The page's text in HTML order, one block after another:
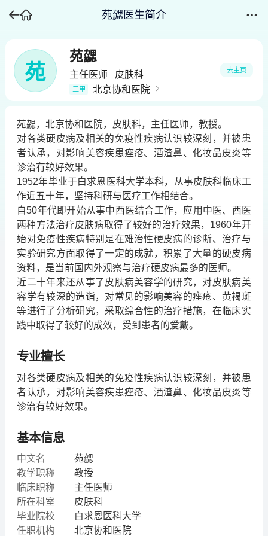
苑勰医生简介
苑
苑勰
主任医师 皮肤科
三甲 北京协和医院
去主页
苑勰，北京协和医院，皮肤科，主任医师，教授。
对各类硬皮病及相关的免疫性疾病认识较深刻，并被患
者认承，对影响美容疾患痤疮、酒渣鼻、化妆品皮炎等
诊治有较好效果。
1952年毕业于白求恩医科大学本科，从事皮肤科临床工
作近五十年，坚持科研与医疗工作相结合。
自50年代即开始从事中西医结合工作，应用中医、西医
两种方法治疗皮肤病取得了较好的治疗效果，1960年开
始对免疫性疾病特别是在难治性硬皮病的诊断、治疗与
实验研究方面取得了一定的成就，积累了大量的硬皮病
资料，是当前国内外观察与治疗硬皮病最多的医师。
近二十年来还从事了皮肤病美容学的研究，对皮肤病美
容学有较深的造诣，对常见的影响美容的痤疮、黄褐斑
等进行了分析研究，采取综合性的治疗措施，在临床实
践中取得了较好的成效，受到患者的爱戴。
专业擅长
对各类硬皮病及相关的免疫性疾病认识较深刻，并被患
者认承，对影响美容疾患痤疮、酒渣鼻、化妆品皮炎等
诊治有较好效果。
基本信息
中文名
苑勰
教学职称
教授
临床职称
主任医师
所在科室
皮肤科
毕业院校
白求恩医科大学
任职机构
北京协和医院